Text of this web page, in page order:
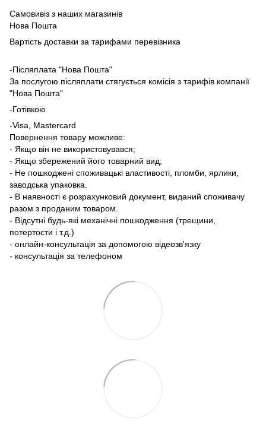
Самовивіз з наших магазинів
Нова Пошта
Вартість доставки за тарифами перевізника
-Післяплата "Нова Пошта"
За послугою післяплати стягується комісія з тарифів компанії
"Нова Пошта"
-Готівкою
-Visa, Mastercard
Повернення товару можливе:
- Якщо він не використовувався;
- Якщо збережений його товарний вид;
- Не пошкоджені споживацькі властивості, пломби, ярлики,
заводська упаковка.
- В наявності є розрахунковий документ, виданий споживачу
разом з проданим товаром.
- Відсутні будь-які механічні пошкодження (трещини,
потертости і т.д.)
- онлайн-консультація за допомогою відеозв'язку
- консультація за телефоном